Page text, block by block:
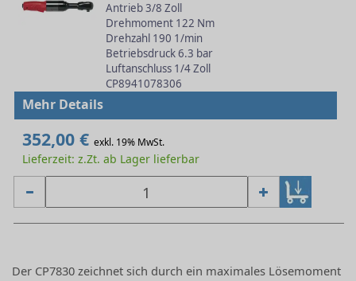
Antrieb 3/8 Zoll
Drehmoment 122 Nm
Drehzahl 190 1/min
Betriebsdruck 6.3 bar
Luftanschluss 1/4 Zoll
CP8941078306
Mehr Details
352,00 € exkl. 19% MwSt.
Lieferzeit: z.Zt. ab Lager lieferbar
Der CP7830 zeichnet sich durch ein maximales Lösemoment